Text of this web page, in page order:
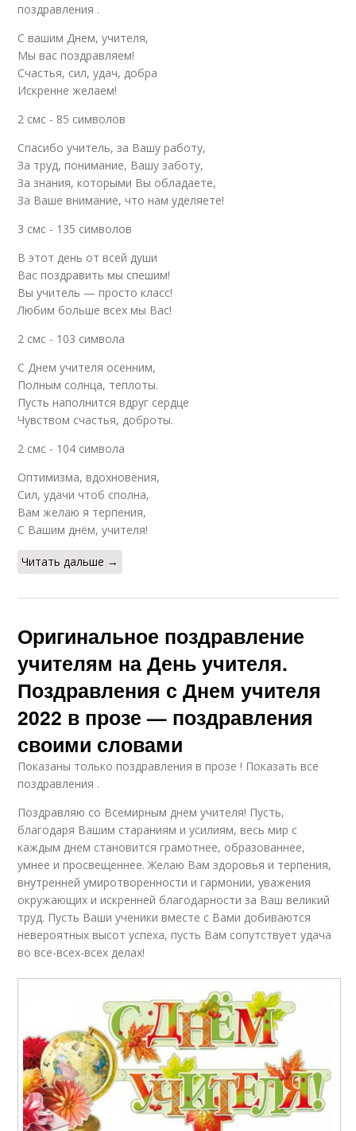
поздравления .
С вашим Днем, учителя,
Мы вас поздравляем!
Счастья, сил, удач, добра
Искренне желаем!
2 смс - 85 символов
Спасибо учитель, за Вашу работу,
За труд, понимание, Вашу заботу,
За знания, которыми Вы обладаете,
За Ваше внимание, что нам уделяете!
3 смс - 135 символов
В этот день от всей души
Вас поздравить мы спешим!
Вы учитель — просто класс!
Любим больше всех мы Вас!
2 смс - 103 символа
С Днем учителя осенним,
Полным солнца, теплоты.
Пусть наполнится вдруг сердце
Чувством счастья, доброты.
2 смс - 104 символа
Оптимизма, вдохновения,
Сил, удачи чтоб сполна,
Вам желаю я терпения,
С Вашим днём, учителя!
Читать дальше →
Оригинальное поздравление
учителям на День учителя.
Поздравления с Днем учителя
2022 в прозе — поздравления
своими словами
Показаны только поздравления в прозе ! Показать все
поздравления .
Поздравляю со Всемирным днем учителя! Пусть,
благодаря Вашим стараниям и усилиям, весь мир с
каждым днем становится грамотнее, образованнее,
умнее и просвещеннее. Желаю Вам здоровья и терпения,
внутренней умиротворенности и гармонии, уважения
окружающих и искренней благодарности за Ваш великий
труд. Пусть Ваши ученики вместе с Вами добиваются
невероятных высот успеха, пусть Вам сопутствует удача
во все-всех-всех делах!